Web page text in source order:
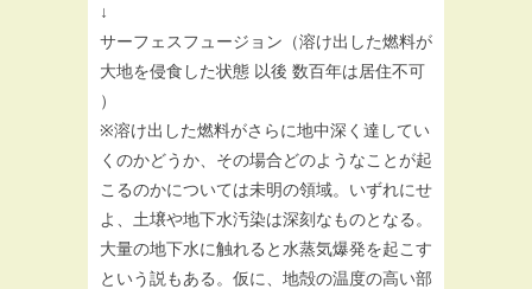
↓
サーフェスフュージョン（溶け出した燃料が
大地を侵食した状態 以後 数百年は居住不可
）
※溶け出した燃料がさらに地中深く達してい
くのかどうか、その場合どのようなことが起
こるのかについては未明の領域。いずれにせ
よ、土壌や地下水汚染は深刻なものとなる。
大量の地下水に触れると水蒸気爆発を起こす
という説もある。仮に、地殻の温度の高い部